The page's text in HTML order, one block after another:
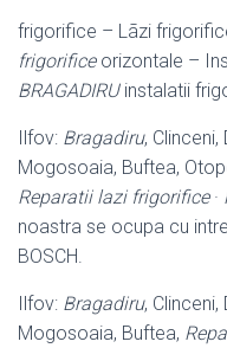
frigorifice – Lãzi
frigorificeorizontale –
BRAGADIRUinstalatii
Ilfov: Bragadiru,
Mogosoaia, Buftea,
Reparatii lazi frigorifice·
noastra se ocupa cu
BOSCH.
Ilfov: Bragadiru,
Mogosoaia, Buftea,